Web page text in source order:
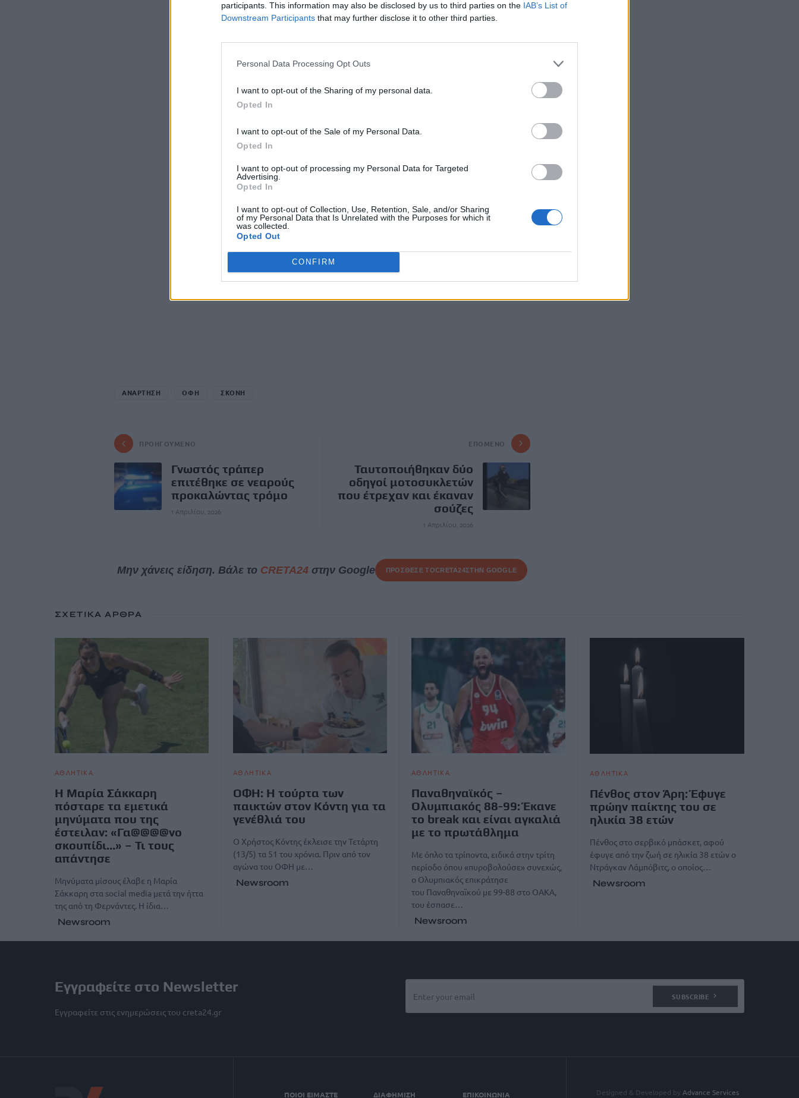
participants. This information may also be disclosed by us to third parties on the IAB’s List of
Downstream Participants that may further disclose it to other third parties.
Personal Data Processing Opt Outs
I want to opt-out of the Sharing of my personal data.
Opted In
I want to opt-out of the Sale of my Personal Data.
Opted In
I want to opt-out of processing my Personal Data for Targeted
Advertising.
Opted In
I want to opt-out of Collection, Use, Retention, Sale, and/or Sharing
of my Personal Data that Is Unrelated with the Purposes for which it
was collected.
Opted Out
CONFIRM
ΑΝΑΡΤΗΣΗ ΟΦΗ ΣΚΟΝΗ
ΠΡΟΗΓΟΎΜΕΝΟ
Γνωστός τράπερ
επιτέθηκε σε νεαρούς
προκαλώντας τρόμο
1 Απριλίου, 2026
ΕΠΌΜΕΝΟ
Ταυτοποιήθηκαν δύο
οδηγοί μοτοσυκλετών
που έτρεχαν και έκαναν
σούζες
1 Απριλίου, 2026
Μην χάνεις είδηση. Βάλε το CRETA24στην Google ΠΡΟΣΘΕΣΕ ΤΟCRETA24ΣΤΗΝ GOOGLE
ΣΧΕΤΙΚΆ ΆΡΘΡΑ
ΑΘΛΗΤΙΚΑ
Η Μαρία Σάκκαρη
πόσταρε τα εμετικά
μηνύματα που της
έστειλαν: «Γα@@@@νο
σκουπίδι…» – Τι τους
απάντησε
Μηνύματα μίσους έλαβε η Μαρία
Σάκκαρη στα social media μετά την ήττα
της από τη Φερνάντες. Η ίδια…
Newsroom
ΑΘΛΗΤΙΚΑ
ΟΦΗ: Η τούρτα των
παικτών στον Κόντη για τα
γενέθλιά του
O Xρήστος Κόντης έκλεισε την Τετάρτη
(13/5) τα 51 του χρόνια. Πριν από τον
αγώνα του ΟΦΗ με…
Newsroom
ΑΘΛΗΤΙΚΑ
Παναθηναϊκός –
Ολυμπιακός 88-99: Έκανε
το break και είναι αγκαλιά
με το πρωτάθλημα
Με όπλο τα τρίποντα, ειδικά στην τρίτη
περίοδο όπου «πυροβολούσε» συνεχώς,
ο Ολυμπιακός επικράτησε
του Παναθηναϊκού με 99-88 στο ΟΑΚΑ,
του έσπασε…
Newsroom
ΑΘΛΗΤΙΚΑ
Πένθος στον Άρη: Έφυγε
πρώην παίκτης του σε
ηλικία 38 ετών
Πένθος στο σερβικό μπάσκετ, αφού
έφυγε από την ζωή σε ηλικία 38 ετών ο
Ντράγκαν Λάμπόβιτς, ο οποίος…
Newsroom
Εγγραφείτε στο Newsletter
Εγγραφείτε στις ενημερώσεις του creta24.gr
SUBSCRIBE
ΠΟΙΟΙ ΕΙΜΑΣΤΕ ΔΙΑΦΗΜΙΣΗ ΕΠΙΚΟΙΝΩΝΙΑ Designed & Developed by Advance Services